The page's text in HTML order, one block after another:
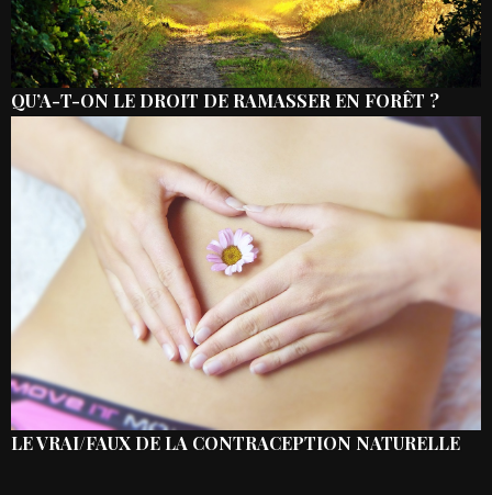
QU’A-T-ON LE DROIT DE RAMASSER EN FORÊT ?
LE VRAI/FAUX DE LA CONTRACEPTION NATURELLE